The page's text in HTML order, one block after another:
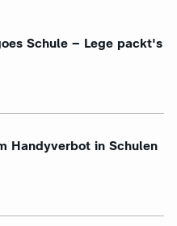
Schule – Lege packt's
Handyverbot in Schulen